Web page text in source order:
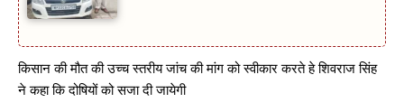
किसान की मौत की उच्च स्तरीय जांच की मांग को स्वीकार करते हे शिवराज सिंह
ने कहा कि दोषियों को सजा दी जायेगी